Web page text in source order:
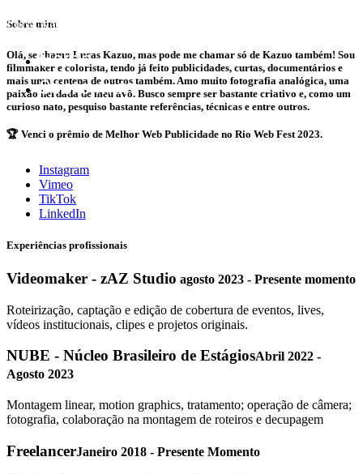
Lucas Kazuo
Home
Sobre mim
Sobre mim
Olá, se chamo Lucas Kazuo, mas pode me chamar só de Kazuo também! Sou
filmmaker e colorista, tendo já feito publicidades, curtas, documentários e
mais uma centena de outros também. Amo muito fotografia analógica, uma
paixão herdada de meu avô. Busco sempre ser bastante criativo e, como um
curioso nato, pesquiso bastante referências, técnicas e entre outros.
🏆 Venci o prêmio de Melhor Web Publicidade no Rio Web Fest 2023.
Instagram
Vimeo
TikTok
LinkedIn
Experiências profissionais
Videomaker - zAZ Studio agosto 2023 - Presente momento
Roteirização, captação e edição de cobertura de eventos, lives,
vídeos institucionais, clipes e projetos originais.
NUBE - Núcleo Brasileiro de EstágiosAbril 2022 -
Agosto 2023
Montagem linear, motion graphics, tratamento; operação de câmera;
fotografia, colaboração na montagem de roteiros e decupagem
FreelancerJaneiro 2018 - Presente Momento